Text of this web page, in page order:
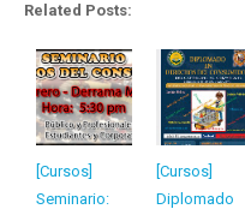
Related Posts:
[Cursos]
Seminario:
[Cursos]
Diplomado